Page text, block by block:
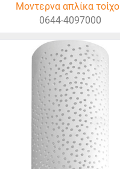
Μοντερνα απλίκα
0644-4097000